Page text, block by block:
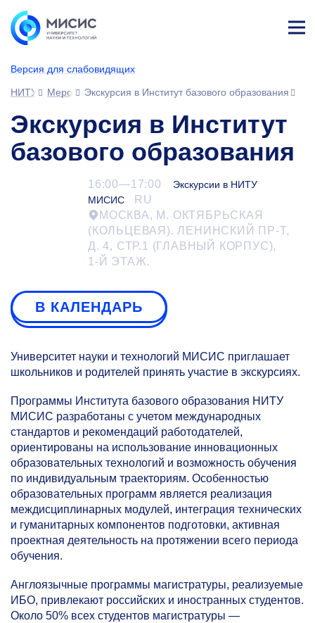
Версия для слабовидящих
ине
НИТУ МИСИСМероприятияЭкскурсия в Институт базового образования
Экскурсия в Институт
базового образования
16:00—17:00
Экскурсии в НИТУ
МИСИС
RU
МОСКВА, М. ОКТЯБРЬСКАЯ
(КОЛЬЦЕВАЯ). ЛЕНИНСКИЙ ПР-Т,
Д. 4, СТР.1 (ГЛАВНЫЙ КОРПУС),
1-Й ЭТАЖ.
В КАЛЕНДАРЬ
Университет науки и технологий МИСИС приглашает
школьников и родителей принять участие в экскурсиях.
Программы Института базового образования НИТУ
МИСИС разработаны с учетом международных
стандартов и рекомендаций работодателей,
ориентированы на использование инновационных
образовательных технологий и возможность обучения
по индивидуальным траекториям. Особенностью
образовательных программ является реализация
междисциплинарных модулей, интеграция технических
и гуманитарных компонентов подготовки, активная
проектная деятельность на протяжении всего периода
обучения.
Англоязычные программы магистратуры, реализуемые
ИБО, привлекают российских и иностранных студентов.
Около 50% всех студентов магистратуры —